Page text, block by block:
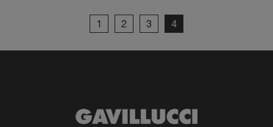
1 2 3 4